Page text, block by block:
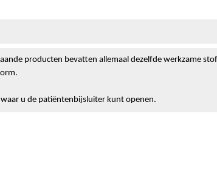
producten bevatten allemaal dezelfde werkzame
u de patiëntenbijsluiter kunt openen.